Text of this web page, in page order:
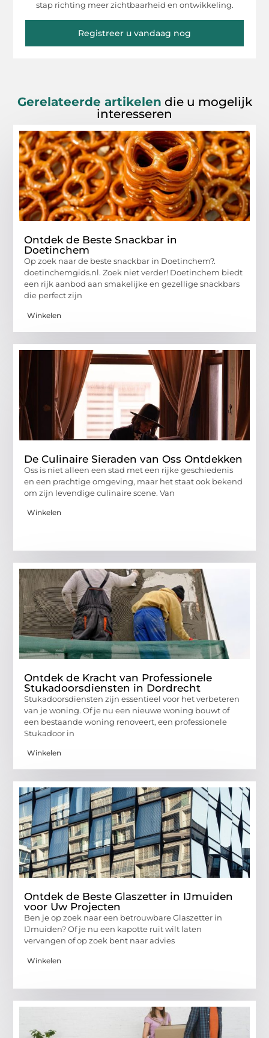
stap richting meer zichtbaarheid en ontwikkeling.
Registreer u vandaag nog
Gerelateerde artikelen die u mogelijk
interesseren
Ontdek de Beste Snackbar in
Doetinchem
Op zoek naar de beste snackbar in Doetinchem?.
doetinchemgids.nl. Zoek niet verder! Doetinchem biedt
een rijk aanbod aan smakelijke en gezellige snackbars
die perfect zijn
Winkelen
De Culinaire Sieraden van Oss Ontdekken
Oss is niet alleen een stad met een rijke geschiedenis
en een prachtige omgeving, maar het staat ook bekend
om zijn levendige culinaire scene. Van
Winkelen
Ontdek de Kracht van Professionele
Stukadoorsdiensten in Dordrecht
Stukadoorsdiensten zijn essentieel voor het verbeteren
van je woning. Of je nu een nieuwe woning bouwt of
een bestaande woning renoveert, een professionele
Stukadoor in
Winkelen
Ontdek de Beste Glaszetter in IJmuiden
voor Uw Projecten
Ben je op zoek naar een betrouwbare Glaszetter in
IJmuiden? Of je nu een kapotte ruit wilt laten
vervangen of op zoek bent naar advies
Winkelen